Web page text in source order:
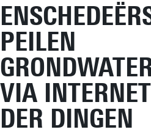
PEILEN
VIA INTERNET
DER DINGEN